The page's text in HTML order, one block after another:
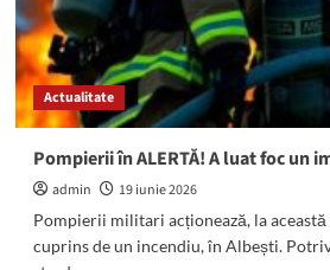
fost
găsiți
de
câini
dintr-
adăpost
din
județul
Actualitate
Pompierii în ALERTĂ! A luat foc un
admin
19 iunie 2026
Pompierii militari acționează, la
cuprins de un incendiu, în Albești.